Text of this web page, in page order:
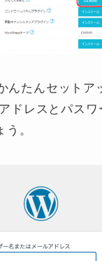
んたんセットア
ドレスとパスワ
。